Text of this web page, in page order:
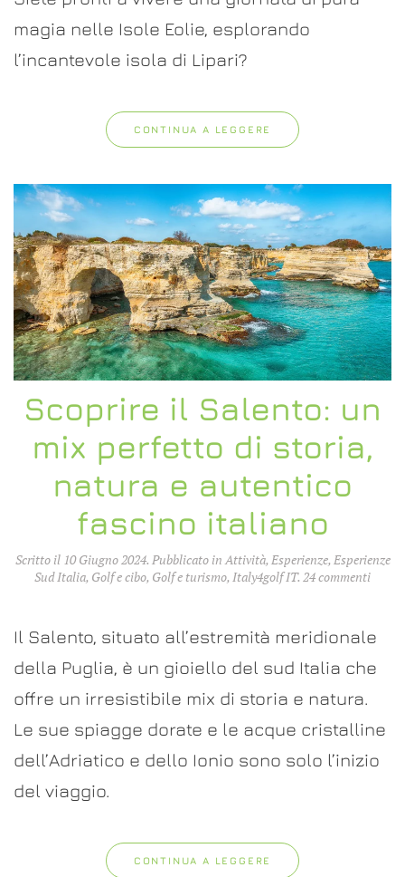
magia nelle Isole Eolie, esplorando
l’incantevole isola di Lipari?
CONTINUA A LEGGERE
Scoprire il Salento: un
mix perfetto di storia,
natura e autentico
fascino italiano
Scritto il 10 Giugno 2024. Pubblicato inAttività,Esperienze,Esperienze
Sud Italia, Golf e cibo, Golf e turismo,Italy4golf IT. 24 commentisu
un
mix
natura
Il Salento, situato all’estremità meridionale
della Puglia, è un gioiello del sud Italia che
offre un irresistibile mix di storia e natura.
Le sue spiagge dorate e le acque cristalline
dell’Adriatico e dello Ionio sono solo l’inizio
del viaggio.
CONTINUA A LEGGERE